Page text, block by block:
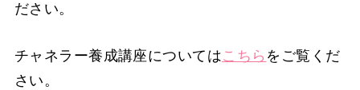
ださい。
チャネラー養成講座についてはこちら をご覧くだ
さい。